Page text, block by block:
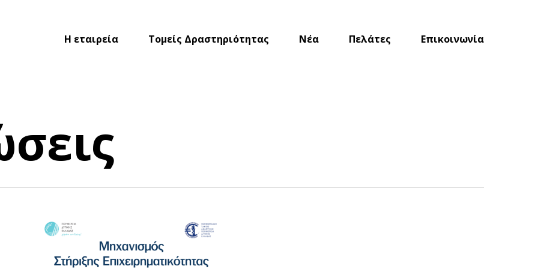
Η εταιρεία Τομείς Δραστηριότητας Νέα Πελάτες Επικοινωνία